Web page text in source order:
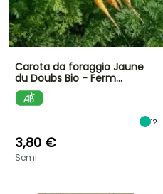
Carota da foraggio Jaune
du Doubs Bio - Ferm…
12
3,80 €
Semi